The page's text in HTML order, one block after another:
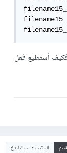
فكيف أستطيع فعل
الترتيب حسب التاريخ